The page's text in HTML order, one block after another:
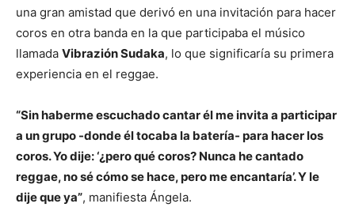
una gran amistad que derivó en una invitación para hacer
coros en otra banda en la que participaba el músico
llamada Vibrazión Sudaka, lo que significaría su primera
experiencia en el reggae.
“Sin haberme escuchado cantar él me invita a participar
a un grupo -donde él tocaba la batería- para hacer los
coros. Yo dije: ‘¿pero qué coros? Nunca he cantado
reggae, no sé cómo se hace, pero me encantaría’. Y le
dije que ya”, manifiesta Ángela.